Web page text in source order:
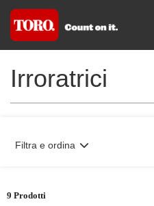
Irroratrici
9 Prodotti
Filtra e ordina